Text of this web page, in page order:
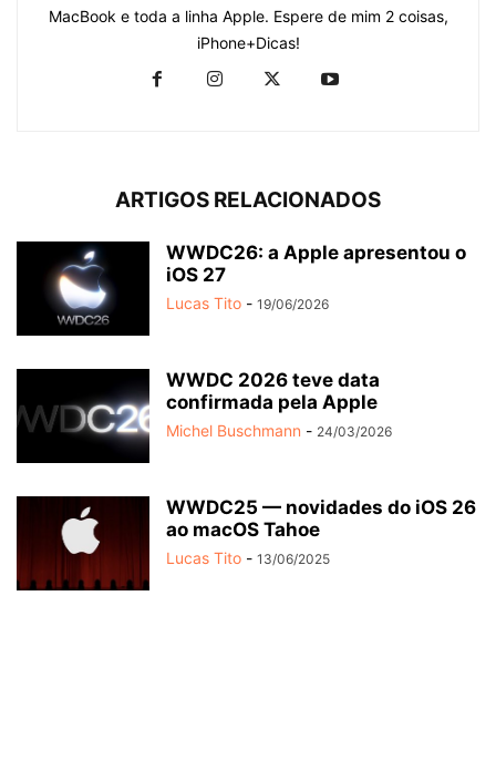
MacBook e toda a linha Apple. Espere de mim 2 coisas,
iPhone+Dicas!
ARTIGOS RELACIONADOS
WWDC26: a Apple apresentou o
iOS 27
Lucas Tito - 19/06/2026
WWDC 2026 teve data
confirmada pela Apple
Michel Buschmann - 24/03/2026
WWDC25 — novidades do iOS 26
ao macOS Tahoe
Lucas Tito - 13/06/2025